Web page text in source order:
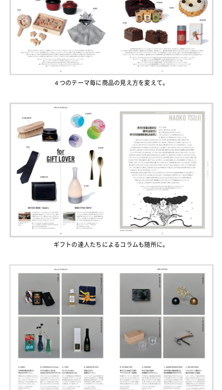
４つのテーマ毎に商品の見え方を変えて。
ギフトの達人たちによるコラムも随所に。